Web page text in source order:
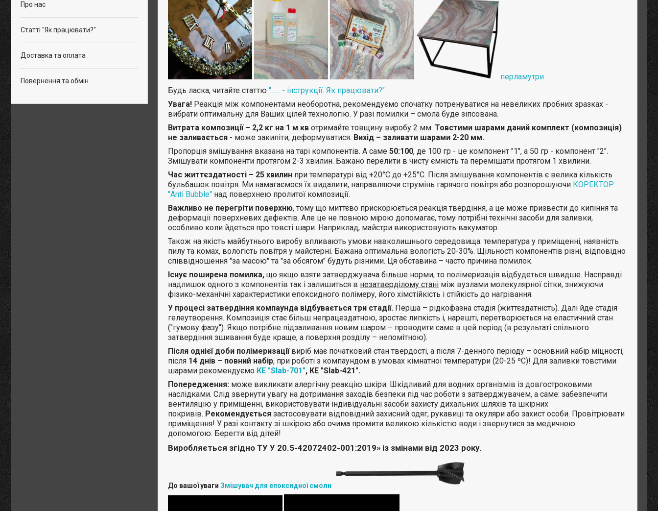
перламутри
Будь ласка, читайте статтю "...... - інструкції. Як працювати?"
Увага! Реакція між компонентами необоротна, рекомендуємо спочатку потренуватися на невеликих пробних зразках -
вибрати оптимальну для Ваших цілей технологію. У разі помилки – смола буде зіпсована.
Витрата композиції – 2,2 кг на 1 м кв отримайте товщину виробу 2 мм. Товстими шарами даний комплект (композиція)
не заливається - може закипіти, деформуватися. Вихід – заливати шарами 2-20 мм.
Пропорція змішування вказана на тарі компонентів. А саме 50:100, де 100 гр - це компонент "1", а 50 гр - компонент "2".
Змішувати компоненти протягом 2-3 хвилин. Бажано перелити в чисту ємність та перемішати протягом 1 хвилини.
Час життєздатності – 25 хвилин при температурі від +20°С до +25°С. Після змішування компонентів є велика кількість
бульбашок повітря. Ми намагаємося їх видалити, направляючи струмінь гарячого повітря або розпорошуючи КОРЕКТОР
"Anti Bubble" над поверхнею пролитої композиції.
Важливо не перегріти поверхню, тому що миттєво прискорюється реакція твердіння, а це може призвести до кипіння та
деформації поверхневих дефектів. Але це не повною мірою допомагає, тому потрібні технічні засоби для заливки,
особливо коли йдеться про товсті шари. Наприклад, майстри використовують вакуматор.
Також на якість майбутнього виробу впливають умови навколишнього середовища: температура у приміщенні, наявність
пилу та комах, вологість повітря у майстерні. Бажана оптимальна вологість 20-30%. Щільності компонентів різні, відповідно
співвідношення "за масою" та "за обсягом" будуть різними. Ця обставина – часто причина помилок.
Існує поширена помилка, що якщо взяти затверджувача більше норми, то полімеризація відбудеться швидше. Насправді
надлишок одного з компонентів так і залишиться в незатверділому стані між вузлами молекулярної сітки, знижуючи
фізико-механічні характеристики епоксидного полімеру, його хімстійкість і стійкість до нагрівання.
У процесі затвердіння компаунда відбувається три стадії. Перша – рідкофазна стадія (життєздатність). Далі йде стадія
гелеутворення. Композиція стає більш непрацездатною, зростає липкість і, нарешті, перетворюється на еластичний стан
("гумову фазу"). Якщо потрібне підзаливання новим шаром – проводити саме в цей період (в результаті спільного
затвердіння зшивання буде краще, а поверхня розділу – непомітною).
Після однієї доби полімеризації виріб має початковий стан твердості, а після 7-денного періоду – основний набір міцності,
після 14 днів – повний набір, при роботі з компаундом в умовах кімнатної температури (20-25 ºС)! Для заливки товстими
шарами рекомендуємо КЕ "Slab-701", КЕ "Slab-421".
Попередження: може викликати алергічну реакцію шкіри. Шкідливий для водних організмів із довгостроковими
наслідками. Слід звернути увагу на дотримання заходів безпеки під час роботи з затверджувачем, а саме: забезпечити
вентиляцію у приміщенні, використовувати індивідуальні засоби захисту дихальних шляхів та шкірних
покривів. Рекомендується застосовувати відповідний захисний одяг, рукавиці та окуляри або захист особи. Провітрювати
приміщення! У разі контакту зі шкірою або очима промити великою кількістю води і звернутися за медичною
допомогою. Берегти від дітей!
Виробляється згідно ТУ У 20.5-42072402-001:2019» із змінами від 2023 року.
До вашої уваги Змішувач для епоксидної смоли
Про нас
Статті "Як працювати?"
Доставка та оплата
Повернення та обмін